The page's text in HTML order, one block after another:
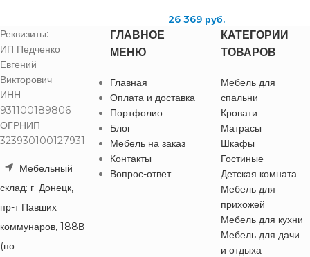
26 369руб.
Реквизиты:
ИП Педченко
Евгений
Викторович
ИНН
931100189806
ОГРНИП
323930100127931
Мебельный
склад: г. Донецк,
пр-т Павших
коммунаров, 188В
(по
ГЛАВНОЕ
МЕНЮ
Главная
Оплата и доставка
Портфолио
Блог
Мебель на заказ
Контакты
Вопрос-ответ
КАТЕГОРИИ
ТОВАРОВ
Мебель для
спальни
Кровати
Матрасы
Шкафы
Гостиные
Детская комната
Мебель для
прихожей
Мебель для кухни
Мебель для дачи
и отдыха